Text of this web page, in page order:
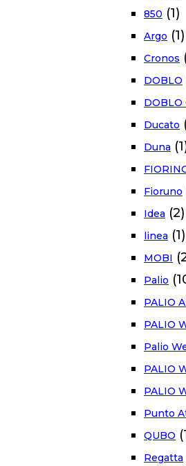
850 (1)
Argo (1)
Cronos
DOBLO
DOBLO
Ducato
Duna
Fioruno
Idea (2)
linea (1)
MOBI
Palio
PALIO
PALIO
Palio
PALIO
PALIO
Punto
QUBO
Regatta